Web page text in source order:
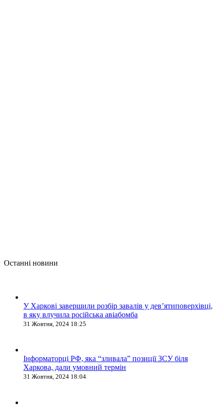
Останні новини
У Харкові завершили розбір завалів у дев’ятиповерхівці,
в яку влучила російська авіабомба
31 Жовтня, 2024 18:25
Інформаторці РФ, яка “зливала” позиції ЗСУ біля
Харкова, дали умовний термін
31 Жовтня, 2024 18:04